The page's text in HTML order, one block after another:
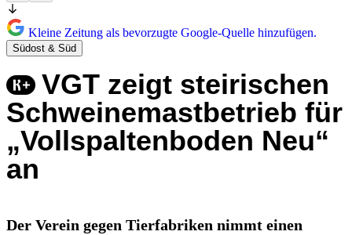
Kleine Zeitung als bevorzugte Google-Quelle hinzufügen.
Südost & Süd
VGT zeigt steirischen
Schweinemastbetrieb für
„Vollspaltenboden Neu“
an
Der Verein gegen Tierfabriken nimmt einen